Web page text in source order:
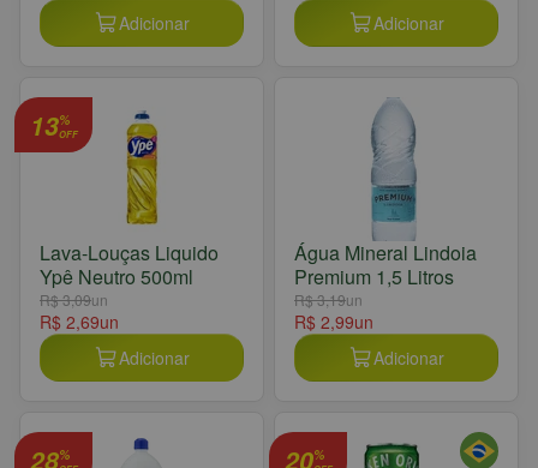
Adicionar
Adicionar
13%
OFF
Lava-Louças Liquido
Ypê Neutro 500ml
R$ 3,09un
R$ 2,69un
Adicionar
Água Mineral Lindoia
Premium 1,5 Litros
R$ 3,19un
R$ 2,99un
Adicionar
28% 20%